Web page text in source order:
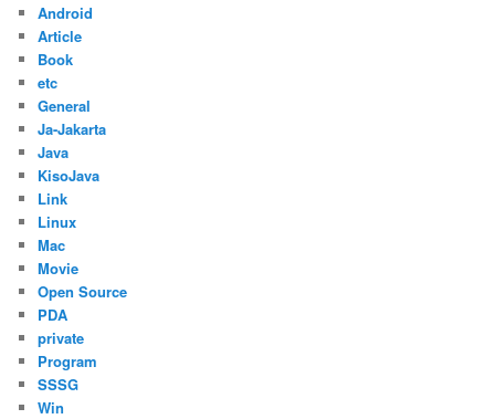
Android
Article
Book
etc
General
Ja-Jakarta
Java
KisoJava
Link
Linux
Mac
Movie
Open Source
PDA
private
Program
SSSG
Win